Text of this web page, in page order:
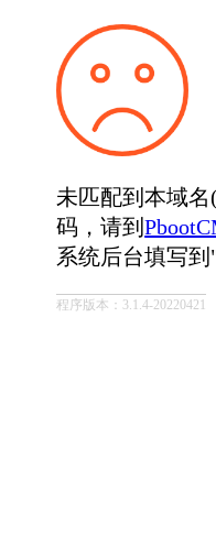
未匹配到本域名
码，请到
系统后台填写到
程序版本：3.1.4-20220421